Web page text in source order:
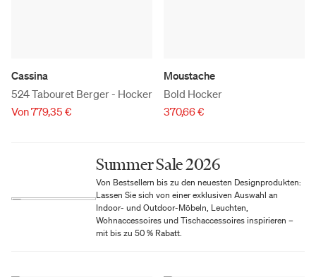
Cassina
524 Tabouret Berger - Hocker
Von 779,35 €
Moustache
Bold Hocker
370,66 €
Summer Sale 2026
Von Bestsellern bis zu den neuesten Designprodukten:
Lassen Sie sich von einer exklusiven Auswahl an
Indoor- und Outdoor-Möbeln, Leuchten,
Wohnaccessoires und Tischaccessoires inspirieren –
mit bis zu 50 % Rabatt.